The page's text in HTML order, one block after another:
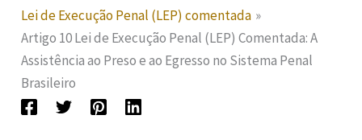
Lei de Execução Penal (LEP) comentada
Artigo 10 Lei de Execução Penal (LEP) Comentada: A
Assistência ao Preso e ao Egresso no Sistema Penal
Brasileiro